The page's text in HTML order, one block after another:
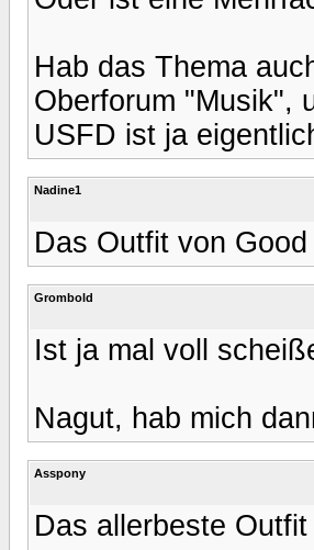
Hab das Thema
Oberforum "Musik",
USFD ist ja
Nadine1
Das Outfit von
Grombold
Ist ja mal voll
Nagut, hab mich
Asspony
Das allerbeste